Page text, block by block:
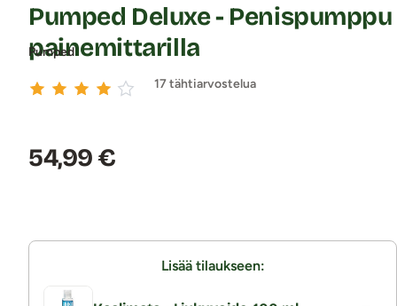
Pumped
Pumped Deluxe - Penispumppu
painemittarilla
17 tähtiarvostelua
Hinta:
54,99 €
Lisää tilaukseen: